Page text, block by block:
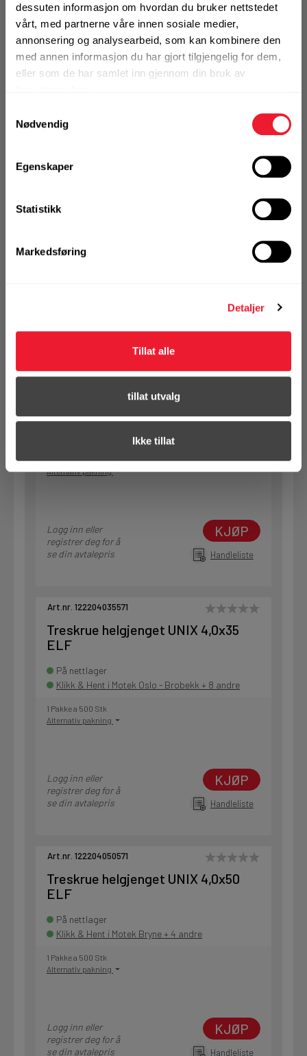
dessuten informasjon om hvordan du bruker nettstedet
vårt, med partnerne våre innen sosiale medier,
annonsering og analysearbeid, som kan kombinere den
med annen informasjon du har gjort tilgjengelig for dem,
eller som de har samlet inn gjennom din bruk av
Nødvendig
Egenskaper
Statistikk
Markedsføring
Detaljer
Tillat alle
tillat utvalg
Ikke tillat
Logg inn eller
registrer deg for å
se din avtalepris
KJØP
Handleliste
Treskrue helgjenget UNIX 3,5x50
På nettlager
1 Pakke a 500 Stk
Handleliste
Treskrue helgjenget UNIX 4,0x30
På nettlager
Klikk & Hent i Motek Oslo - Brobekk + 9 andre
1 Pakke a 1000 Stk
Alternativ pakning
Logg inn eller
registrer deg for å
se din avtalepris
KJØP
Handleliste
Art.nr. 122204035571
Treskrue helgjenget UNIX 4,0x35
ELF
På nettlager
Klikk & Hent i Motek Oslo - Brobekk + 8 andre
1 Pakke a 500 Stk
Alternativ pakning
Logg inn eller
registrer deg for å
se din avtalepris
KJØP
Handleliste
Art.nr. 122204050571
Treskrue helgjenget UNIX 4,0x50
ELF
På nettlager
Klikk & Hent i Motek Bryne + 4 andre
1 Pakke a 500 Stk
Alternativ pakning
Logg inn eller
registrer deg for å
se din avtalepris
KJØP
Handleliste